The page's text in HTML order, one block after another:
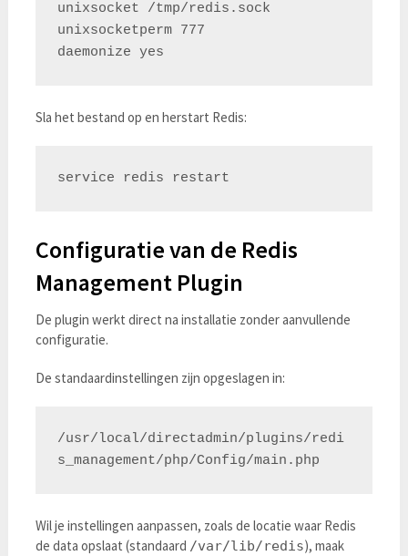
unixsocket /tmp/redis.sock
unixsocketperm 777
Sla het bestand op en herstart Redis:
Configuratie van de Redis
Management Plugin
De plugin werkt direct na installatie zonder aanvullende
configuratie.
De standaardinstellingen zijn opgeslagen in:
/usr/local/directadmin/plugins/redi
Wil je instellingen aanpassen, zoals de locatie waar Redis
de data opslaat (standaard /var/lib/redis), maak